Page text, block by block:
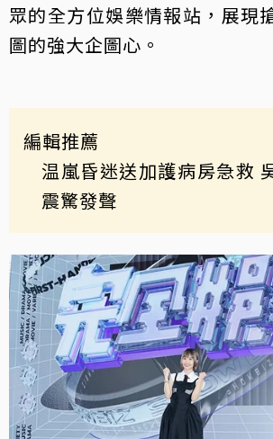
眾的全方位娛樂情報站，展現
圖的強大企圖心。
編輯推薦
温嵐昏迷送加護病房急救
震驚發聲